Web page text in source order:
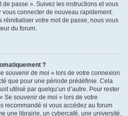
de passe ». Suivez les instructions et vous
connecter de nouveau rapidement.
réinitialiser votre mot de passe, nous vous
du forum.
?
souvenir de moi » lors de votre connexion
que pour une période prédéfinie. Cela
utilisé par quelqu’un d’autre. Pour rester
Se souvenir de moi » lors de votre
recommandé si vous accédez au forum
une librairie, un cybercafé, une université,